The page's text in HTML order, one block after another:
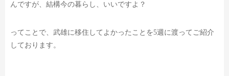
んですが、結構今の暮らし、いいですよ？
ってことで、武雄に移住してよかったことを5週に渡ってご紹介
しております。